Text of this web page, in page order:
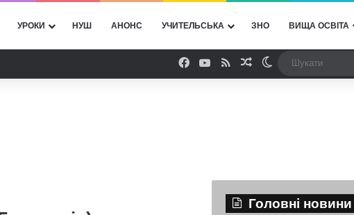
УРОКИ НУШ АНОНС УЧИТЕЛЬСЬКА ЗНО ВИЩА ОСВІТА
Facebook
YouTube
RSSВипадкова стаття
Switch skin
Головні новини